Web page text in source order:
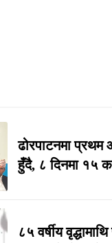
ढोरपाटनमा
हुँदै, ८ दिनमा १५
८५ वर्षीय